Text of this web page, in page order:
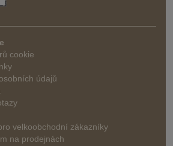
cookie
údajů
velkoobchodní zákazníky
na prodejnách